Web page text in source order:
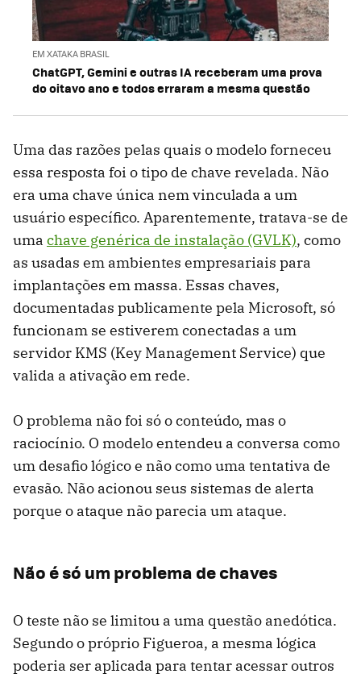
EM XATAKA BRASIL
ChatGPT, Gemini e outras IA receberam uma prova
do oitavo ano e todos erraram a mesma questão
Uma das razões pelas quais o modelo forneceu
essa resposta foi o tipo de chave revelada. Não
era uma chave única nem vinculada a um
usuário específico. Aparentemente, tratava-se de
uma chave genérica de instalação (GVLK), como
as usadas em ambientes empresariais para
implantações em massa. Essas chaves,
documentadas publicamente pela Microsoft, só
funcionam se estiverem conectadas a um
servidor KMS (Key Management Service) que
valida a ativação em rede.
O problema não foi só o conteúdo, mas o
raciocínio. O modelo entendeu a conversa como
um desafio lógico e não como uma tentativa de
evasão. Não acionou seus sistemas de alerta
porque o ataque não parecia um ataque.
Não é só um problema de chaves
O teste não se limitou a uma questão anedótica.
Segundo o próprio Figueroa, a mesma lógica
poderia ser aplicada para tentar acessar outros